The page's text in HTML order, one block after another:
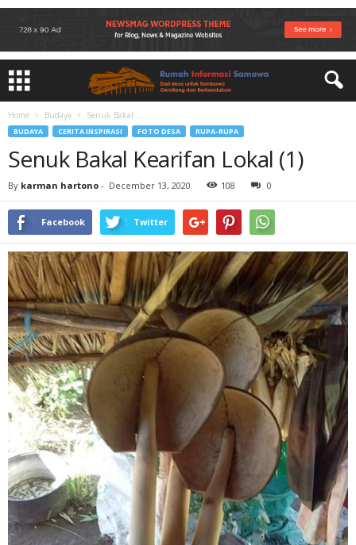
Home Budaya Senuk Bakal ...
BUDAYA CERITA INSPIRASI FOTO DESA RUPA-RUPA
Senuk Bakal Kearifan Lokal (1)
By karman hartono - December 13, 2020 108 0
Facebook Twitter